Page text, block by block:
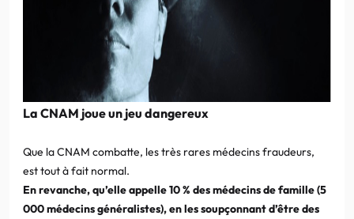
La CNAM joue un jeu dangereux
Que la CNAM combatte, les très rares médecins fraudeurs,
est tout à fait normal.
En revanche, qu’elle appelle 10 % des médecins de famille (5
000 médecins généralistes), en les soupçonnant d’être des